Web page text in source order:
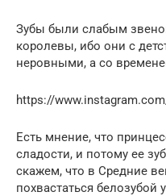
Зубы были слабым
королевы, ибо они с
неровными, а со
https://
Есть мнение, что
сладости, и потому ее
скажем, что в Средние
похвастаться